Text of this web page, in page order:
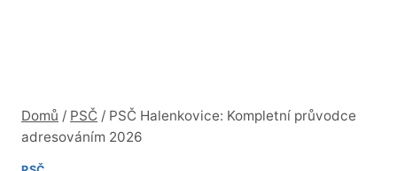
Domů / PSČ / PSČ Halenkovice: Kompletní průvodce
adresováním 2026